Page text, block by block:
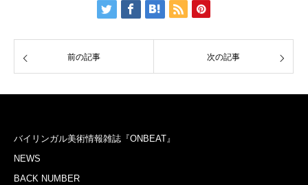
前の記事 次の記事
バイリンガル美術情報雑誌『ONBEAT』
NEWS
BACK NUMBER